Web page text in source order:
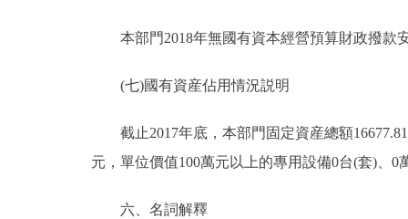
本部門2018年無國有資本經營預算財政撥款
(七)國有資産佔用情況説明
截止2017年底，本部門固定資産總額16677.81
元，單位價值100萬元以上的專用設備0台(套)、0
六、名詞解釋